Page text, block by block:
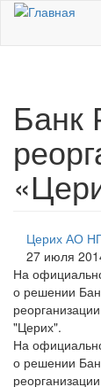
Перейти к
Банк
Церих АО
27 июля
На
о решении
"Церих".
На
о решении